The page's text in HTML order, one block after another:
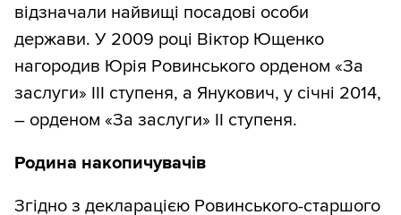
відзначали найвищі посадові особи
держави. У 2009 році Віктор Ющенко
нагородив Юрія Ровинського орденом «За
заслуги» ІІІ ступеня, а Янукович, у січні 2014,
– орденом «За заслуги» ІІ ступеня.
Родина накопичувачів
Згідно з декларацією Ровинського-старшого